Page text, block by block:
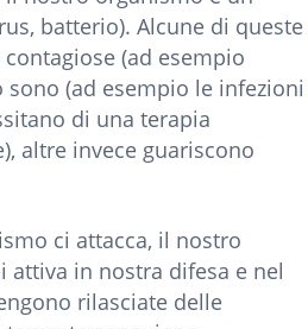
batterio). Alcune di queste
(ad esempio
sono (ad esempio le infezioni
di una terapia
altre invece guariscono
ci attacca, il nostro
in nostra difesa e nel
rilasciate delle